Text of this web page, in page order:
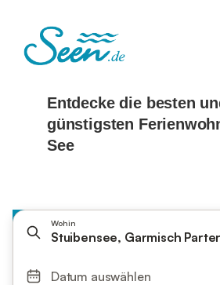
Wohin
Stuibensee, Garmisch
Datum auswählen